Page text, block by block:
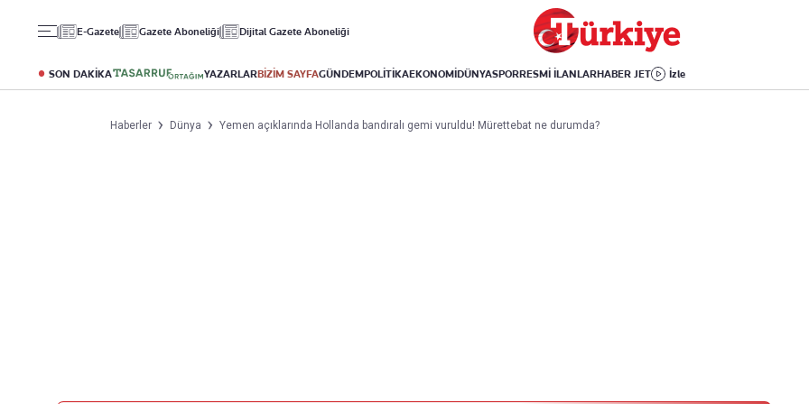
E-Gazete Gazete Aboneliği Dijital Gazete Aboneliği
SON DAKİKA YAZARLARBİZİM SAYFAGÜNDEMPOLİTİKAEKONOMİDÜNYASPORRESMİ İLANLARHABER JET İzle
Altın
Döviz
Kripto Para
Puan Durumu
Fikstür
Avrupa Ligi
Avrupa
Amerika
İsrail-Gazze
Yaşam
Sağlık
Yemek
Aktüel
Kitap
Haberler Dünya Yemen açıklarında Hollanda bandıralı gemi vuruldu! Mürettebat ne durumda?